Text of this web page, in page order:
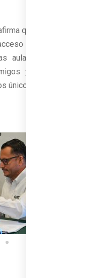
que ser parte de
a experiencias
fomentando
y disfrutar del
únicos.